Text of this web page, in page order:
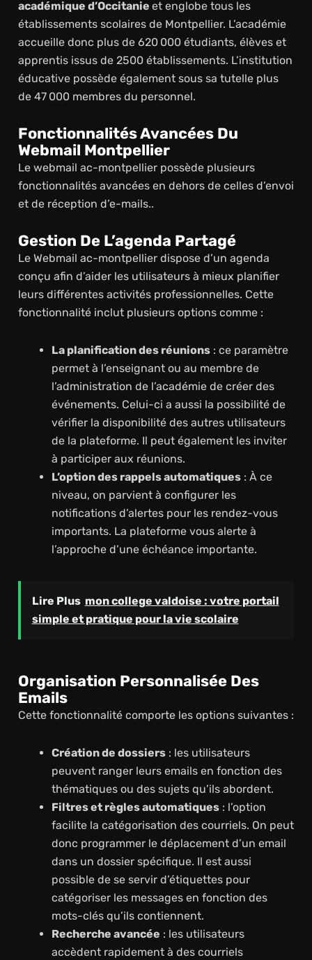
académique d’Occitanie et englobe tous les
établissements scolaires de Montpellier. L’académie
accueille donc plus de 620 000 étudiants, élèves et
apprentis issus de 2500 établissements. L’institution
éducative possède également sous sa tutelle plus
de 47 000 membres du personnel.
Fonctionnalités Avancées Du
Webmail Montpellier
Le webmail ac-montpellier possède plusieurs
fonctionnalités avancées en dehors de celles d’envoi
et de réception d’e-mails..
Gestion De L’agenda Partagé
Le Webmail ac-montpellier dispose d’un agenda
conçu afin d’aider les utilisateurs à mieux planifier
leurs différentes activités professionnelles. Cette
fonctionnalité inclut plusieurs options comme :
La planification des réunions: ce paramètre
permet à l’enseignant ou au membre de
l’administration de l’académie de créer des
événements. Celui-ci a aussi la possibilité de
vérifier la disponibilité des autres utilisateurs
de la plateforme. Il peut également les inviter
à participer aux réunions.
L’option des rappels automatiques: À ce
niveau, on parvient à configurer les
notifications d’alertes pour les rendez-vous
importants. La plateforme vous alerte à
l’approche d’une échéance importante.
Lire Plus mon college valdoise : votre portail
simple et pratique pour la vie scolaire
Organisation Personnalisée Des
Emails
Cette fonctionnalité comporte les options suivantes :
Création de dossiers: les utilisateurs
peuvent ranger leurs emails en fonction des
thématiques ou des sujets qu’ils abordent.
Filtres et règles automatiques: l’option
facilite la catégorisation des courriels. On peut
donc programmer le déplacement d’un email
dans un dossier spécifique. Il est aussi
possible de se servir d’étiquettes pour
catégoriser les messages en fonction des
mots-clés qu’ils contiennent.
Recherche avancée : les utilisateurs
accèdent rapidement à des courriels